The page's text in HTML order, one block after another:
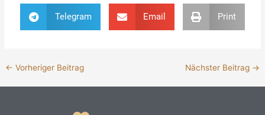
Telegram Email Print
← Vorheriger Beitrag Nächster Beitrag →